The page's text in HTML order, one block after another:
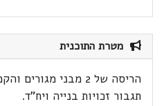
מטרת התוכנית
הריסה של 2 מבני
תגבור זכויות בנייה ויח"ד.